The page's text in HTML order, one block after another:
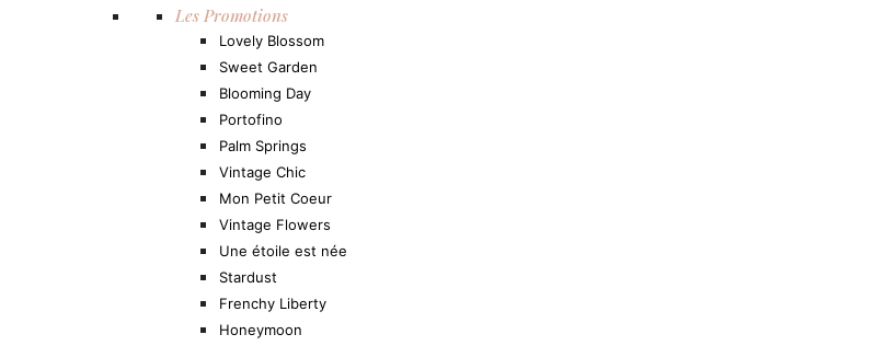
Les Promotions
Lovely Blossom
Sweet Garden
Blooming Day
Portofino
Palm Springs
Vintage Chic
Mon Petit Coeur
Vintage Flowers
Une étoile est née
Stardust
Frenchy Liberty
Honeymoon